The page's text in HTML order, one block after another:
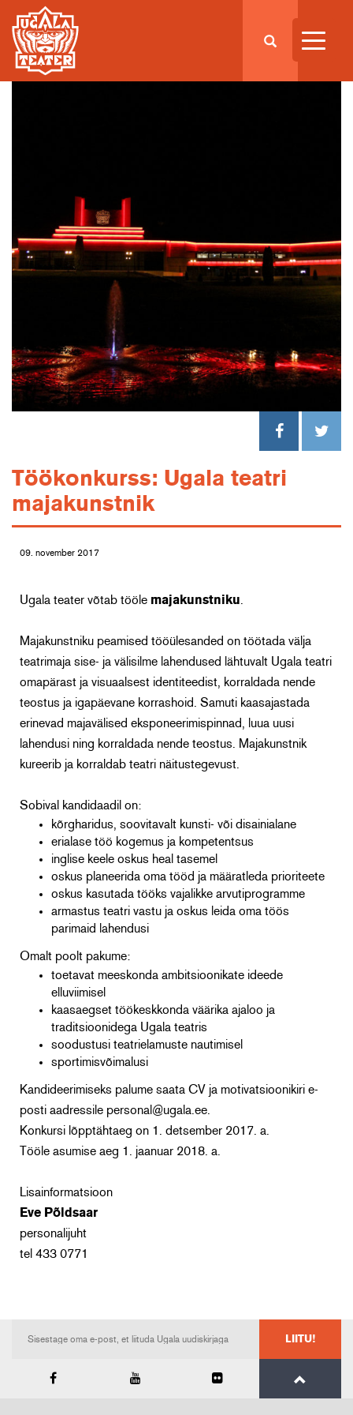
Töökonkurss: Ugala teatri
majakunstnik
09. november 2017
Ugala teater võtab tööle majakunstniku
Majakunstniku peamised tööülesanded on töötada välja
teatrimaja sise- ja välisilme lahendused lähtuvalt Ugala teatri
omapärast ja visuaalsest identiteedist, korraldada nende
teostus ja igapäevane korrashoid. Samuti kaasajastada
erinevad majavälised eksponeerimispinnad, luua uusi
lahendusi ning korraldada nende teostus. Majakunstnik
kureerib ja korraldab teatri näitustegevust.
Sobival kandidaadil on:
kõrgharidus, soovitavalt kunsti- või disainialane
erialase töö kogemus ja kompetentsus
inglise keele oskus heal tasemel
oskus planeerida oma tööd ja määratleda prioriteete
oskus kasutada tööks vajalikke arvutiprogramme
armastus teatri vastu ja oskus leida oma töös
parimaid lahendusi
Omalt poolt pakume:
toetavat meeskonda ambitsioonikate ideede
elluviimisel
kaasaegset töökeskkonda väärika ajaloo ja
traditsioonidega Ugala teatris
soodustusi teatrielamuste nautimisel
sportimisvõimalusi
Kandideerimiseks palume saata CV ja motivatsioonikiri e-
posti aadressile personal@ugala.ee.
Konkursi lõpptähtaeg on 1. detsember 2017. a.
Tööle asumise aeg 1. jaanuar 2018. a.
Lisainformatsioon
Eve Põldsaar
personalijuht
tel 433 0771
LIITU!